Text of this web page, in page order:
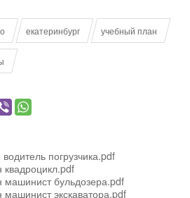
екатеринбург учебный план
погрузчика.pdf
машинист бульдозера.pdf
экскаватора.pdf